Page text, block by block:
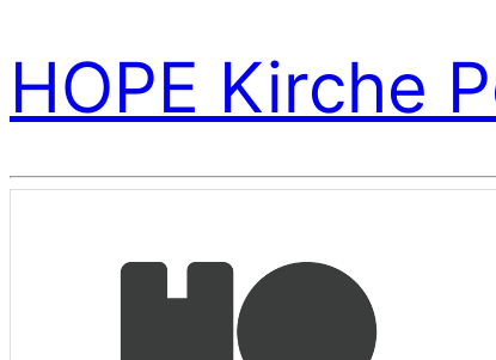
HOPE Kirche